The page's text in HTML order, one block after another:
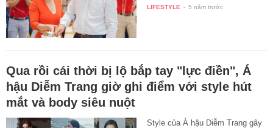
mộ…
LIFESTYLE - 5 năm trước
Qua rồi cái thời bị lộ bắp tay "lực điền", Á
hậu Diễm Trang giờ ghi điểm với style hút
mắt và body siêu nuột
Style của Á hậu Diễm Trang gây